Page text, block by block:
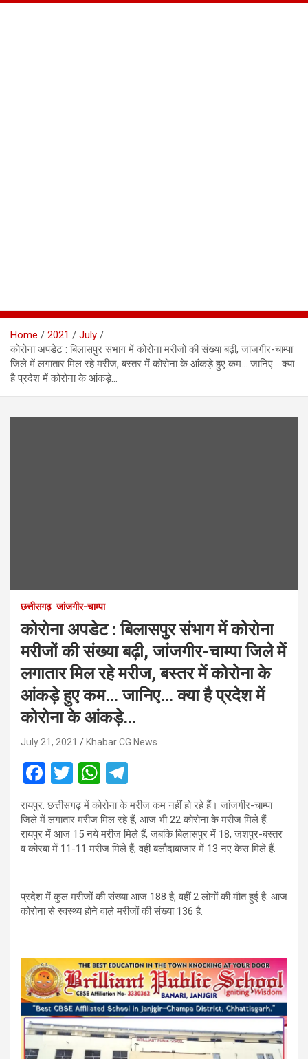
Home 2021
July
कोरोना अपडेट : बिलासपुर संभाग में कोरोना मरीजों की संख्या बढ़ी, जांजगीर-चाम्पा
जिले में लगातार मिल रहे मरीज, बस्तर में कोरोना के आंकड़े हुए कम… जानिए… क्या
है प्रदेश में कोरोना के आंकड़े…
छत्तीसगढ़ जांजगीर-चाम्पा
कोरोना अपडेट : बिलासपुर संभाग में कोरोना
मरीजों की संख्या बढ़ी, जांजगीर-चाम्पा जिले में
लगातार मिल रहे मरीज, बस्तर में कोरोना के
आंकड़े हुए कम… जानिए… क्या है प्रदेश में
कोरोना के आंकड़े…
July 21, 2021 Khabar CG News
F
a
ce
b
o
k
T
wi
tt
er
W
h
at
s
A
p
el
e
gr
a
रायपुर. छत्तीसगढ़ में कोरोना के मरीज कम नहीं हो रहे हैं। जांजगीर-चाम्पा
जिले में लगातार मरीज मिल रहे हैं, आज भी 22 कोरोना के मरीज मिले हैं.
रायपुर में आज 15 नये मरीज मिले हैं, जबकि बिलासपुर में 18, जशपुर-बस्तर
व कोरबा में 11-11 मरीज मिले हैं, वहीं बलौदाबाजार में 13 नए केस मिले हैं.
प्रदेश में कुल मरीजों की संख्या आज 188 है, वहीं 2 लोगों की मौत हुई है. आज
कोरोना से स्वस्थ्य होने वाले मरीजों की संख्या 136 है.